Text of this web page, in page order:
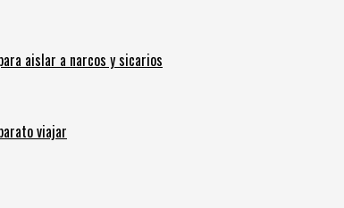
aislar a narcos y sicarios
viajar